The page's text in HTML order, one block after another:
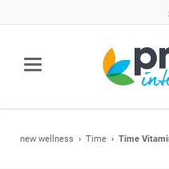
new wellness Time Time